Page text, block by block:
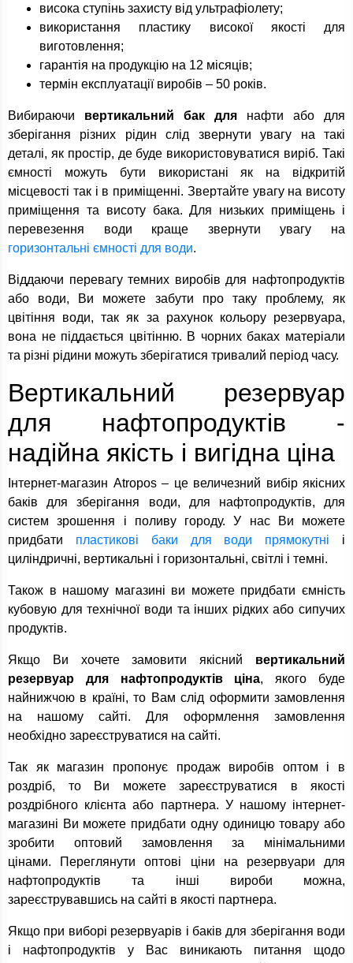
висока ступінь захисту від ультрафіолету;
використання пластику високої якості для
виготовлення;
гарантія на продукцію на 12 місяців;
термін експлуатації виробів – 50 років.
Вибираючи вертикальний бак для нафти або для
зберігання різних рідин слід звернути увагу на такі
деталі, як простір, де буде використовуватися виріб. Такі
ємності можуть бути використані як на відкритій
місцевості так і в приміщенні. Звертайте увагу на висоту
приміщення та висоту бака. Для низьких приміщень і
перевезення води краще звернути увагу на
горизонтальні ємності для води.
Віддаючи перевагу темних виробів для нафтопродуктів
або води, Ви можете забути про таку проблему, як
цвітіння води, так як за рахунок кольору резервуара,
вона не піддається цвітінню. В чорних баках матеріали
та різні рідини можуть зберігатися тривалий період часу.
Вертикальний резервуар
для нафтопродуктів -
надійна якість і вигідна ціна
Інтернет-магазин Atropos – це величезний вибір якісних
баків для зберігання води, для нафтопродуктів, для
систем зрошення і поливу городу. У нас Ви можете
придбати пластикові баки для води прямокутні і
циліндричні, вертикальні і горизонтальні, світлі і темні.
Також в нашому магазині ви можете придбати ємність
кубовую для технічної води та інших рідких або сипучих
продуктів.
Якщо Ви хочете замовити якісний вертикальний
резервуар для нафтопродуктів ціна, якого буде
найнижчою в країні, то Вам слід оформити замовлення
на нашому сайті. Для оформлення замовлення
необхідно зареєструватися на сайті.
Так як магазин пропонує продаж виробів оптом і в
роздріб, то Ви можете зареєструватися в якості
роздрібного клієнта або партнера. У нашому інтернет-
магазині Ви можете придбати одну одиницю товару або
зробити оптовий замовлення за мінімальними
цінами. Переглянути оптові ціни на резервуари для
нафтопродуктів та інші вироби можна,
зареєструвавшись на сайті в якості партнера.
Якщо при виборі резервуарів і баків для зберігання води
і нафтопродуктів у Вас виникають питання щодо